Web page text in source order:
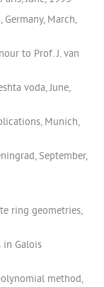
March,
to Prof. J. van
voda, June,
Munich,
September,
ring geometries,
in Galois
method,